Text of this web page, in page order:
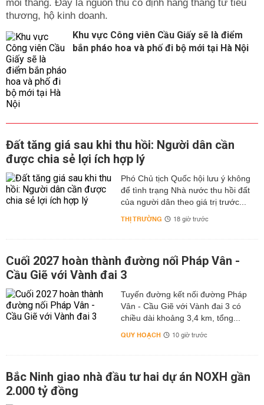
mỗi tháng. Đây là nguồn thu cố định hàng tháng từ tiểu
thương, hộ kinh doanh.
Khu vực Công viên Cầu Giấy sẽ là điểm
bắn pháo hoa và phố đi bộ mới tại Hà Nội
Đất tăng giá sau khi thu hồi: Người dân cần
được chia sẻ lợi ích hợp lý
Phó Chủ tịch Quốc hội lưu ý không
để tình trạng Nhà nước thu hồi đất
của người dân theo giá trị trước...
THỊ TRƯỜNG 18 giờ trước
Cuối 2027 hoàn thành đường nối Pháp Vân -
Cầu Giẽ với Vành đai 3
Tuyến đường kết nối đường Pháp
Vân - Cầu Giẽ với Vành đai 3 có
chiều dài khoảng 3,4 km, tổng...
QUY HOẠCH 10 giờ trước
Bắc Ninh giao nhà đầu tư hai dự án NOXH gần
2.000 tỷ đồng